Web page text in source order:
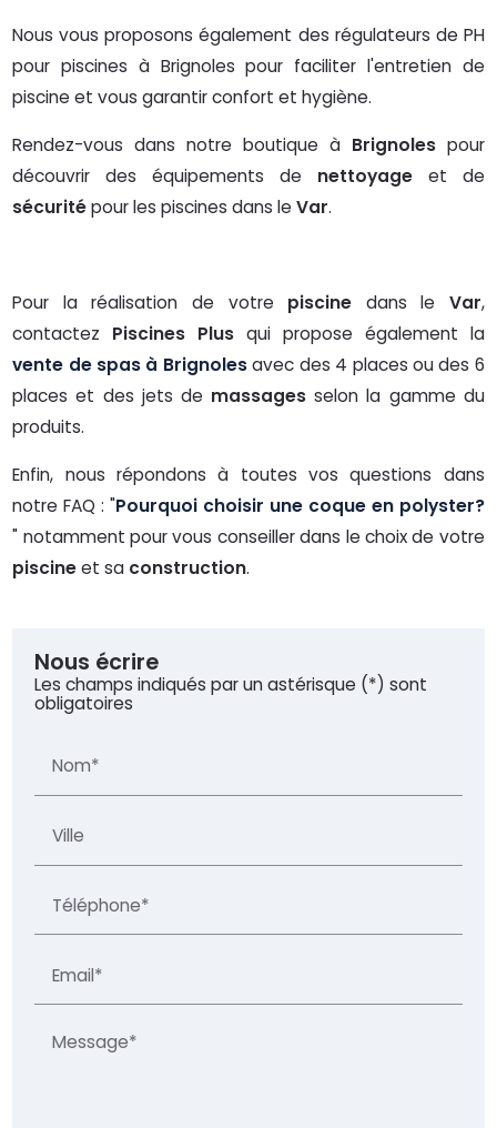
Nous vous proposons également des régulateurs de PH
pour piscines à Brignoles pour faciliter l'entretien de
piscine et vous garantir confort et hygiène.
Rendez-vous dans notre boutique à Brignolespour
découvrir des équipements de nettoyageet de
sécuritépour les piscines dans leVar.
Pour la réalisation de votre piscine dans le Var,
contactez Piscines Plus qui propose également la
vente de spas à Brignolesavec des 4 places ou des 6
places et des jets de massages selon la gamme du
produits.
Enfin, nous répondons à toutes vos questions dans
notre FAQ : "Pourquoi choisir une coque en polyster?
" notamment pour vous conseiller dans le choix de votre
piscineet sa construction.
Nous écrire
Les champs indiqués par un astérisque (*) sont
obligatoires
Nom*
Ville
Téléphone*
Email*
Message*